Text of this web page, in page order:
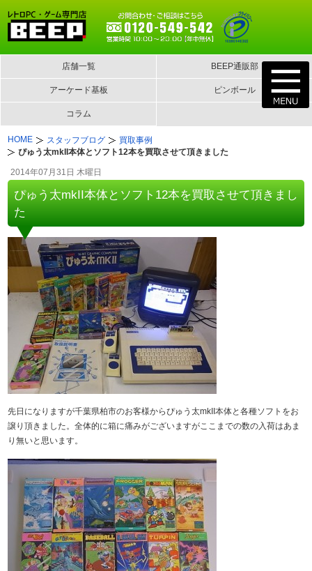
店舗一覧 BEEP通販部
アーケード基板 ピンボール
コラム
HOME スタッフブログ
買取事例
ぴゅう太mkII本体とソフト12本を買取させて頂きました
2014年07月31日 木曜日
ぴゅう太mkII本体とソフト12本を買取させて頂きまし
た
先日になりますが千葉県柏市のお客様からぴゅう太mkII本体と各種ソフトをお
譲り頂きました。全体的に箱に痛みがございますがここまでの数の入荷はあま
り無いと思います。